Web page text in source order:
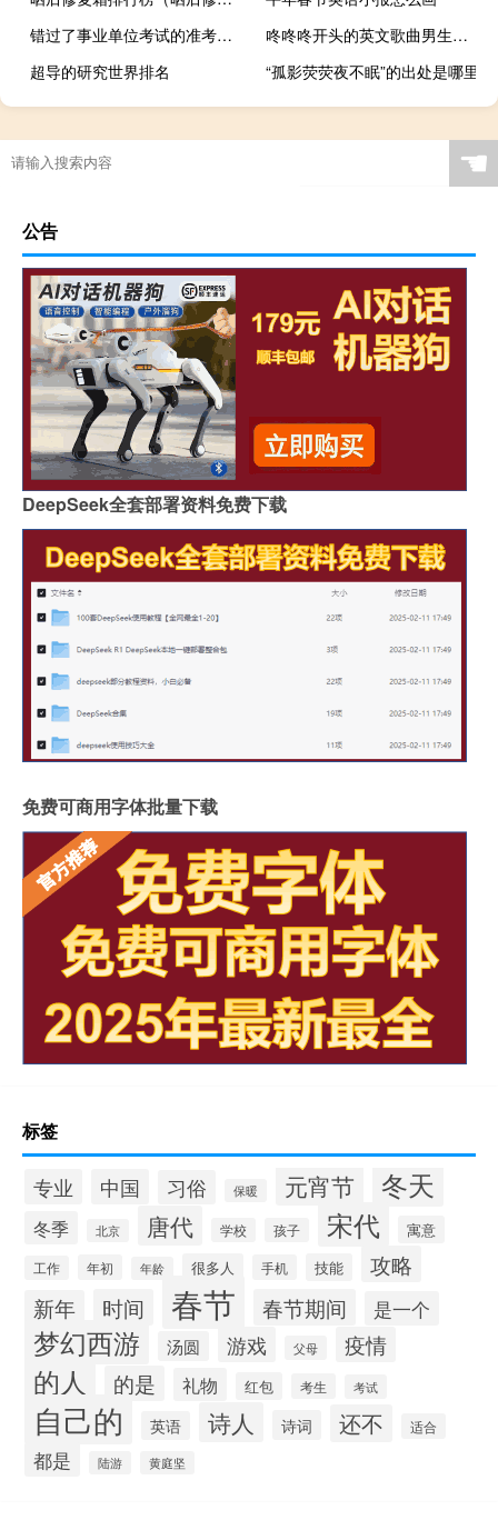
错过了事业单位考试的准考证打印怎么办
咚咚咚开头的英文歌曲男生（咚咚咚开头的英文歌曲）
超导的研究世界排名
“孤影荧荧夜不眠”的出处是哪里
☚
公告
DeepSeek全套部署资料免费下载
免费可商用字体批量下载
标签
专业 中国 习俗 保暖 元宵节 冬天
冬季 北京 唐代 学校 孩子 宋代 寓意
工作 年初 年龄 很多人 手机 技能 攻略
新年 时间 春节 春节期间 是一个
梦幻西游 汤圆 游戏 父母 疫情
的人 的是 礼物 红包 考生 考试
自己的 英语 诗人 诗词 还不 适合
都是 陆游 黄庭坚